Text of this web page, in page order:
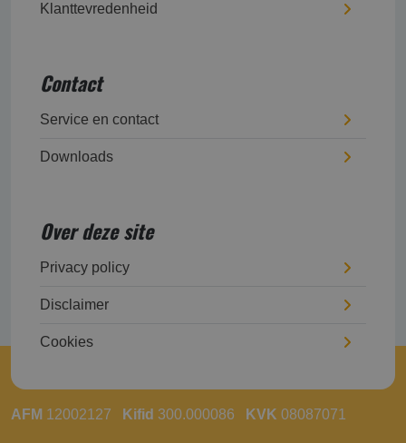
Klanttevredenheid
Contact
Service en contact
Downloads
Over deze site
Privacy policy
Disclaimer
Cookies
AFM 12002127 Kifid 300.000086 KVK 08087071